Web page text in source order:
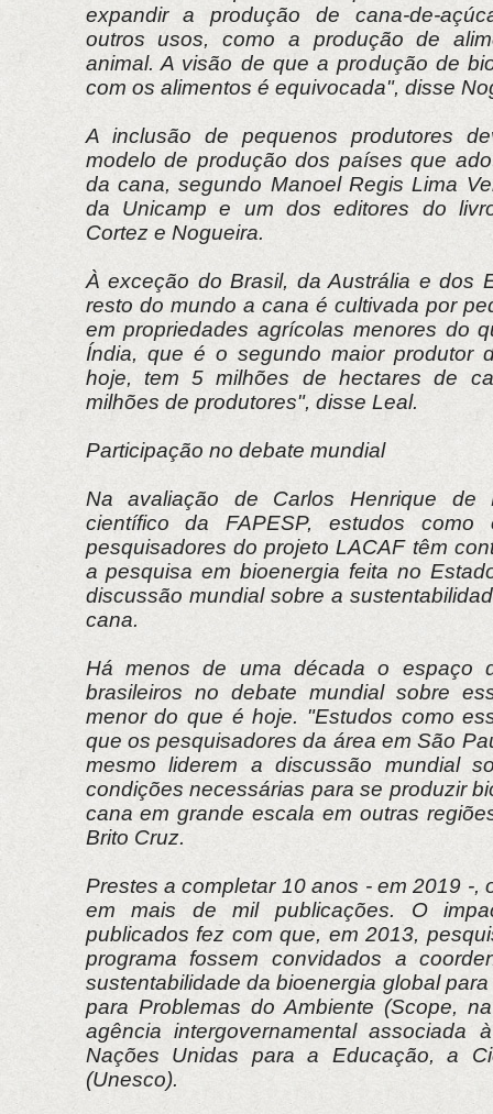
expandir a produção de cana-de-
outros usos, como a produção de
animal. A visão de que a produção de
com os alimentos é equivocada", disse
A inclusão de pequenos produtores
modelo de produção dos países que
da cana, segundo Manoel Regis Lima
da Unicamp e um dos editores do
Cortez e Nogueira.
À exceção do Brasil, da Austrália e dos
resto do mundo a cana é cultivada por
em propriedades agrícolas menores do
Índia, que é o segundo maior produtor
hoje, tem 5 milhões de hectares de
milhões de produtores", disse Leal.
Participação no debate mundial
Na avaliação de Carlos Henrique de
científico da FAPESP, estudos como
pesquisadores do projeto LACAF têm
a pesquisa em bioenergia feita no
discussão mundial sobre a
cana.
Há menos de uma década o espaço
brasileiros no debate mundial sobre
menor do que é hoje. "Estudos como
que os pesquisadores da área em São
mesmo liderem a discussão mundial
condições necessárias para se produzir
cana em grande escala em outras
Brito Cruz.
Prestes a completar 10 anos - em 2019 -,
em mais de mil publicações. O
publicados fez com que, em 2013,
programa fossem convidados a
sustentabilidade da bioenergia global
para Problemas do Ambiente (Scope,
agência intergovernamental associada
Nações Unidas para a Educação, a
(Unesco).